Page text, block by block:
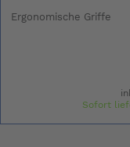
Ergonomische Griffe
Sofort